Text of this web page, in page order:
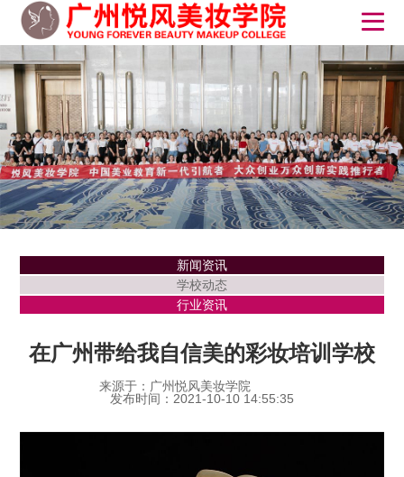
新闻资讯
学校动态
行业资讯
在广州带给我自信美的彩妆培训学校
来源于：广州悦风美妆学院
发布时间：2021-10-10 14:55:35